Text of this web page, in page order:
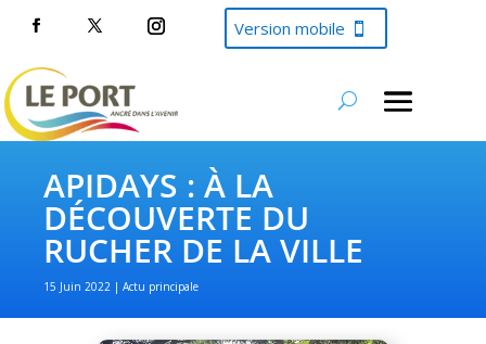
Version mobile
APIDAYS : À LA
DÉCOUVERTE DU
RUCHER DE LA VILLE
15 Juin 2022 Actu principale